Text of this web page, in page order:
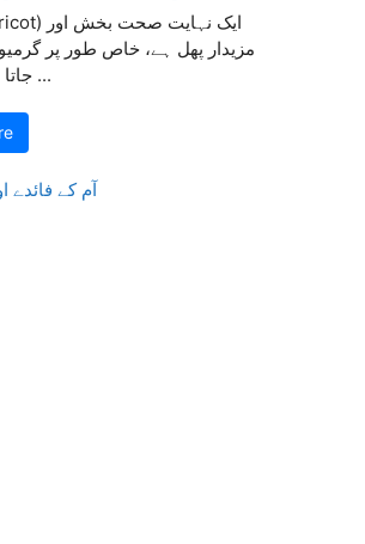
مزیدار پھل ہے، خاص طور پر
جاتا ہے۔ اس کے ...